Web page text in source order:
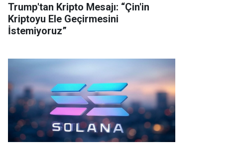
Trump'tan Kripto Mesajı: “Çin'in
Kriptoyu Ele Geçirmesini
İstemiyoruz”